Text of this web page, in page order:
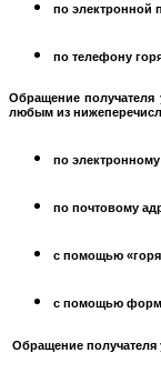
по электронной
по телефону
Обращение
любым из
по
по почтовому
с помощью
с помощью
Обращение получателя